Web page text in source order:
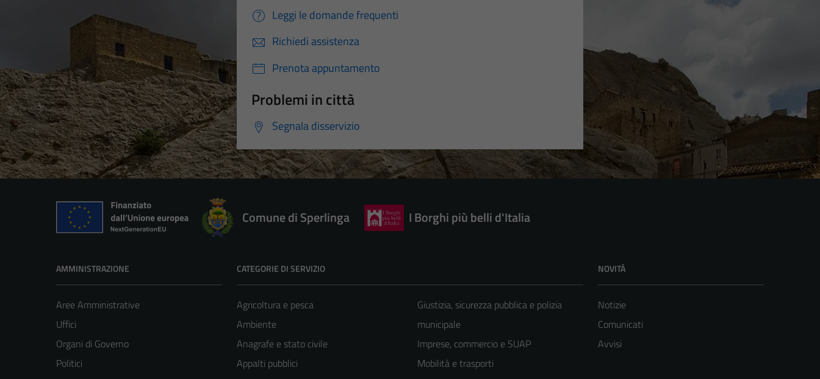
Leggi le domande frequenti
Richiedi assistenza
Prenota appuntamento
Problemi in città
Segnala disservizio
Comune di Sperlinga I Borghi più belli d'Italia
AMMINISTRAZIONE
Aree Amministrative
Uffici
Organi di Governo
Politici
CATEGORIE DI SERVIZIO
Agricoltura e pesca
Ambiente
Anagrafe e stato civile
Appalti pubblici
Giustizia, sicurezza pubblica e polizia
municipale
Imprese, commercio e SUAP
Mobilità e trasporti
NOVITÀ
Notizie
Comunicati
Avvisi